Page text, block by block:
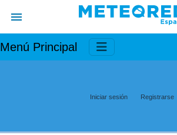
Menú Principal
Iniciar sesión Registrarse